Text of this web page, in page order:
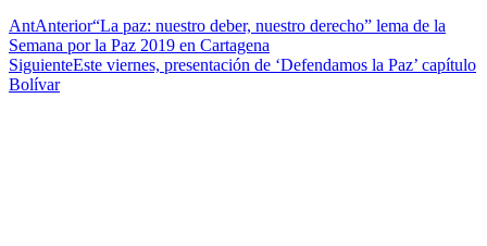
AntAnterior“La paz: nuestro deber, nuestro derecho” lema de la
Semana por la Paz 2019 en Cartagena
SiguienteEste viernes, presentación de ‘Defendamos la Paz’ capítulo
Bolívar